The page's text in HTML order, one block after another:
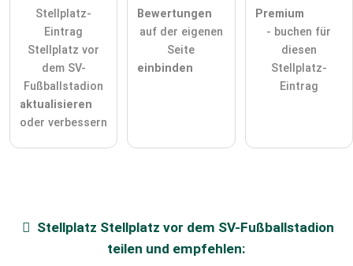
Stellplatz-
Eintrag
Stellplatz vor
dem SV-
Fußballstadion
aktualisieren
oder verbessern
Bewertungen
auf der eigenen
Seite
einbinden
Premium
- buchen für
diesen
Stellplatz-
Eintrag
Stellplatz Stellplatz vor dem SV-Fußballstadion
teilen und empfehlen: